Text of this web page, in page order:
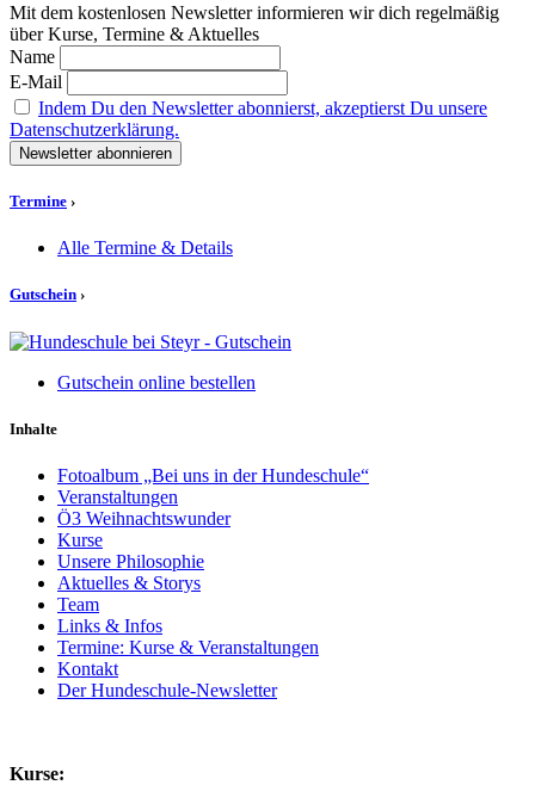
Mit dem kostenlosen Newsletter informieren wir dich regelmäßig
über Kurse, Termine & Aktuelles
Name
E-Mail
Indem Du den Newsletter abonnierst, akzeptierst Du unsere
Datenschutzerklärung.
Termine ›
Alle Termine & Details
Gutschein ›
Gutschein online bestellen
Inhalte
Fotoalbum „Bei uns in der Hundeschule“
Veranstaltungen
Ö3 Weihnachtswunder
Kurse
Unsere Philosophie
Aktuelles & Storys
Team
Links & Infos
Termine: Kurse & Veranstaltungen
Kontakt
Der Hundeschule-Newsletter
Kurse: